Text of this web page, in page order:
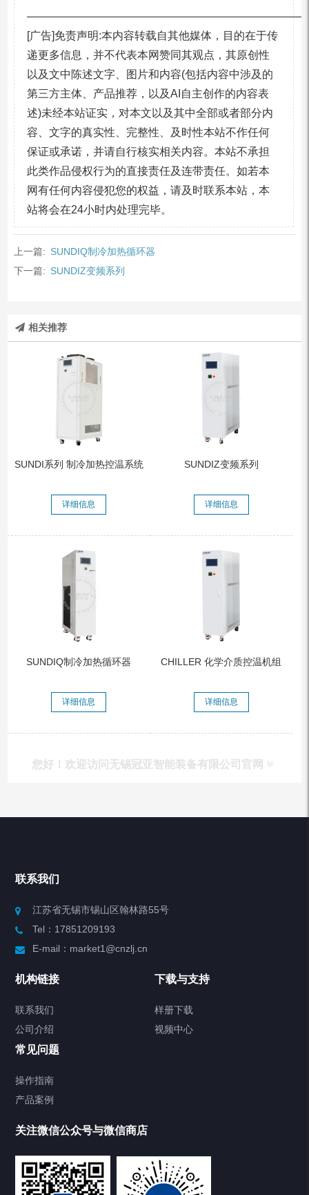
[广告]免责声明:本内容转载自其他媒体，目的在于传
递更多信息，并不代表本网赞同其观点，其原创性
以及文中陈述文字、图片和内容(包括内容中涉及的
第三方主体、产品推荐，以及AI自主创作的内容表
述)未经本站证实，对本文以及其中全部或者部分内
容、文字的真实性、完整性、及时性本站不作任何
保证或承诺，并请自行核实相关内容。本站不承担
此类作品侵权行为的直接责任及连带责任。如若本
网有任何内容侵犯您的权益，请及时联系本站，本
站将会在24小时内处理完毕。
上一篇: SUNDIQ制冷加热循环器
下一篇: SUNDIZ变频系列
相关推荐
SUNDI系列 制冷加热控温系统
详细信息
SUNDIZ变频系列
详细信息
SUNDIQ制冷加热循环器
详细信息
CHILLER 化学介质控温机组
详细信息
您好！欢迎访问无锡冠亚智能装备有限公司官网
产品列表
制冷加热动态控温系统
Chiller直冷控温机组
Heating Circulator加热循环器
Freezer低温箱
联系我们
江苏省无锡市锡山区翰林路55号
Tel：17851209193
E-mail：market1@cnzlj.cn
机构链接
联系我们
公司介绍
下载与支持
样册下载
视频中心
常见问题
操作指南
产品案例
关注微信公众号与微信商店